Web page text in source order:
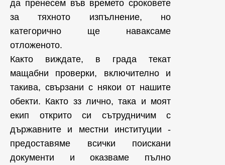
да пренесем във времето сроковете
за тяхното изпълнение, но
категорично ще наваксаме
отложеното.
Както виждате, в града текат
мащабни проверки, включително и
такива, свързани с някои от нашите
обекти. Както зз лично, така и моят
екип открито си сътрудничим с
държавните и местни институции -
предоставяме всички поискани
документи и оказваме пълно